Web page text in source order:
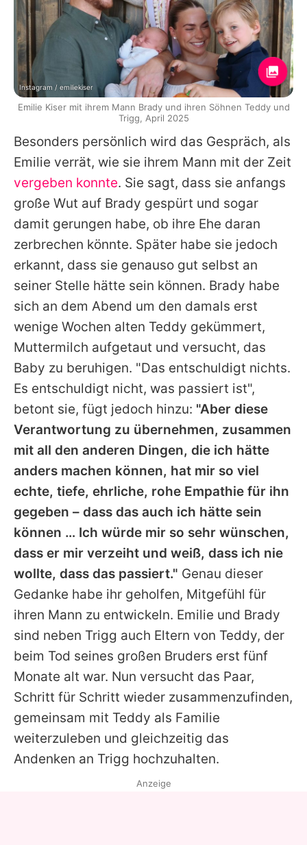
Besonders persönlich wird das Gespräch, als
Emilie verrät, wie sie ihrem Mann mit der Zeit
vergeben konnte. Sie sagt, dass sie anfangs
große Wut auf Brady gespürt und sogar
damit gerungen habe, ob ihre Ehe daran
zerbrechen könnte. Später habe sie jedoch
erkannt, dass sie genauso gut selbst an
seiner Stelle hätte sein können. Brady habe
sich an dem Abend um den damals erst
wenige Wochen alten Teddy gekümmert,
Muttermilch aufgetaut und versucht, das
Baby zu beruhigen. "Das entschuldigt nichts.
Es entschuldigt nicht, was passiert ist",
betont sie, fügt jedoch hinzu: "Aber diese
Verantwortung zu übernehmen, zusammen
mit all den anderen Dingen, die ich hätte
anders machen können, hat mir so viel
echte, tiefe, ehrliche, rohe Empathie für ihn
gegeben – dass das auch ich hätte sein
können … Ich würde mir so sehr wünschen,
dass er mir verzeiht und weiß, dass ich nie
wollte, dass das passiert." Genau dieser
Gedanke habe ihr geholfen, Mitgefühl für
ihren Mann zu entwickeln. Emilie und Brady
sind neben Trigg auch Eltern von Teddy, der
beim Tod seines großen Bruders erst fünf
Monate alt war. Nun versucht das Paar,
Schritt für Schritt wieder zusammenzufinden,
gemeinsam mit Teddy als Familie
weiterzuleben und gleichzeitig das
Andenken an Trigg hochzuhalten.
Instagram / emiliekiser
Emilie Kiser mit ihrem Mann Brady und ihren Söhnen Teddy und
Trigg, April 2025
Anzeige